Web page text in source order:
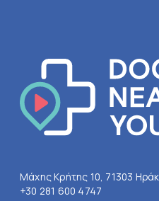
Μάχης Κρήτης 10, 71303
+30 281 600 4747